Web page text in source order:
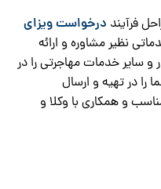
فرآیند درخواست ویزای
نظیر مشاوره و ارائه
و سایر خدمات مهاجرتی را در
را در تهیه و ارسال
و همکاری با وکلا و